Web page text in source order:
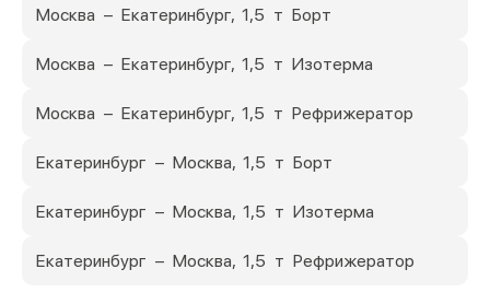
Москва – Екатеринбург, 1,5 т Борт
Москва – Екатеринбург, 1,5 т Изотерма
Москва – Екатеринбург, 1,5 т Рефрижератор
Екатеринбург – Москва, 1,5 т Борт
Екатеринбург – Москва, 1,5 т Изотерма
Екатеринбург – Москва, 1,5 т Рефрижератор